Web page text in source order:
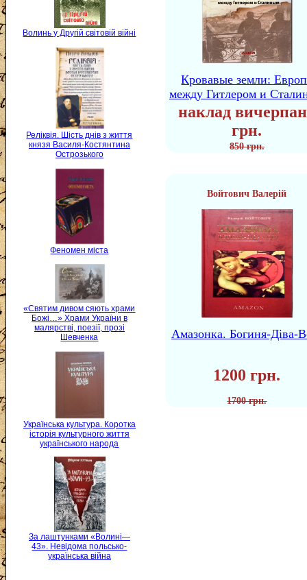
Волинь у Другій світовій війні
Реліквія. Шість днів з життя
князя Василя-Костянтина
Острозького
Феномен міста
«Святим дивом сяють храми
Божі…» Храми України в
малярстві, поезії, прозі
Шевченка
Українська культура. Коротка
історія культурного життя
українського народа
За лаштунками «Волині—
43». Невідома польсько-
українська війна
Кровавые земли:
между Гитлером и
наклад
грн.
850 грн.
Войтович Валерій
Амазонка. Богиня-Діва-
1200 грн.
1700 грн.